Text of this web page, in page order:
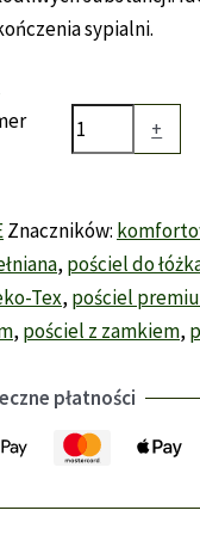
sypialni.
+
Znaczników:
, pościel do
Tex, pościel
, pościel z zamkiem,
płatności